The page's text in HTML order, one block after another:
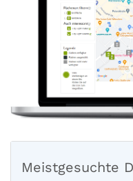
Meistgesuchte